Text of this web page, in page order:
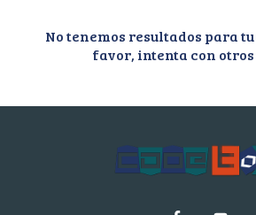
No tenemos resultados para
favor, intenta con